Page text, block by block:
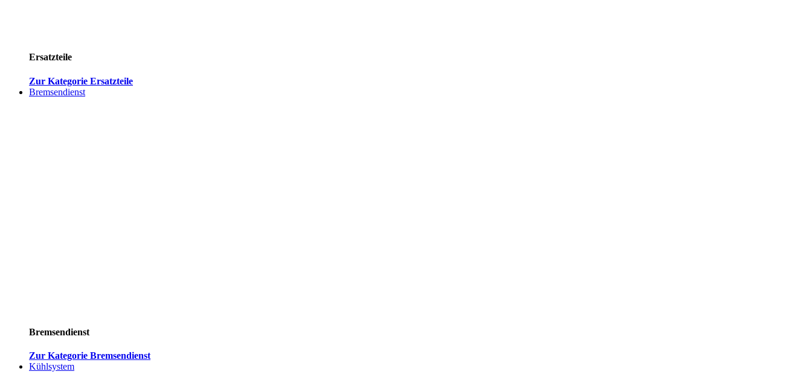
Ersatzteile
Zur Kategorie Ersatzteile
Bremsendienst
Bremsendienst
Zur Kategorie Bremsendienst
Kühlsystem